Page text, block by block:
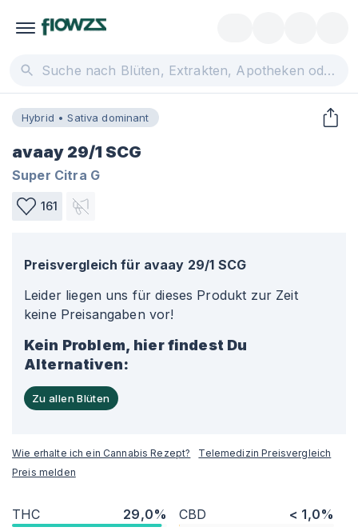
Hybrid • Sativa dominant
avaay 29/1 SCG
Super Citra G
161
Preisvergleich für avaay 29/1 SCG
Leider liegen uns für dieses Produkt zur Zeit
keine Preisangaben vor!
Kein Problem, hier findest Du
Alternativen:
Zu allen Blüten
Wie erhalte ich ein Cannabis Rezept?
Telemedizin Preisvergleich
Preis melden
THC 29,0% CBD < 1,0%